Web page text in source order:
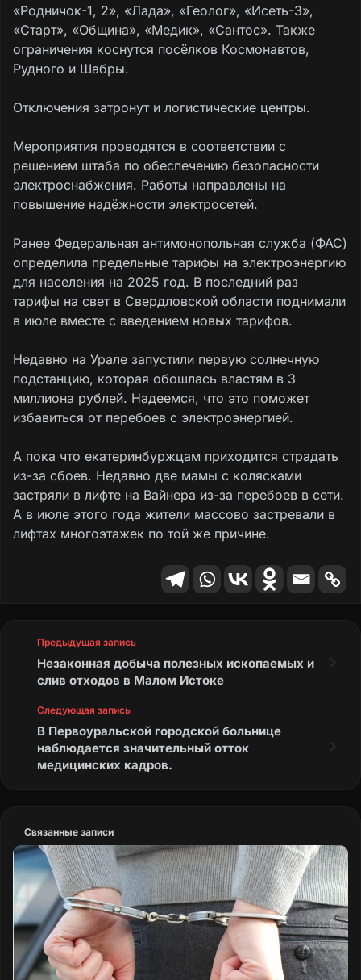
«Родничок-1, 2», «Лада», «Геолог», «Исеть-3»,
«Старт», «Община», «Медик», «Сантос». Также
ограничения коснутся посёлков Космонавтов,
Рудного и Шабры.
Отключения затронут и логистические центры.
Мероприятия проводятся в соответствии с
решением штаба по обеспечению безопасности
электроснабжения. Работы направлены на
повышение надёжности электросетей.
Ранее Федеральная антимонопольная служба (ФАС)
определила предельные тарифы на электроэнергию
для населения на 2025 год. В последний раз
тарифы на свет в Свердловской области поднимали
в июле вместе с введением новых тарифов.
Недавно на Урале запустили первую солнечную
подстанцию, которая обошлась властям в 3
миллиона рублей. Надеемся, что это поможет
избавиться от перебоев с электроэнергией.
А пока что екатеринбуржцам приходится страдать
из-за сбоев. Недавно две мамы с колясками
застряли в лифте на Вайнера из-за перебоев в сети.
А в июле этого года жители массово застревали в
лифтах многоэтажек по той же причине.
Предыдущая запись
Незаконная добыча полезных ископаемых и
слив отходов в Малом Истоке
Следующая запись
В Первоуральской городской больнице
наблюдается значительный отток
медицинских кадров.
Связанные записи